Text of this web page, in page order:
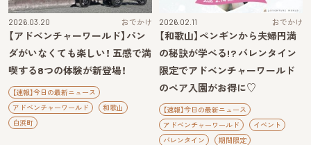
2026.03.20 おでかけ
【アドベンチャーワールド】パン
ダがいなくても楽しい！ 五感で満
喫する8つの体験が新登場！
【速報】今日の最新ニュース
アドベンチャーワールド
和歌山
白浜町
2026.02.11 おでかけ
【和歌山】ペンギンから夫婦円満
の秘訣が学べる!? バレンタイン
限定でアドベンチャーワールド
のペア入園がお得に♡
【速報】今日の最新ニュース
アドベンチャーワールド
イベント
バレンタイン
期間限定